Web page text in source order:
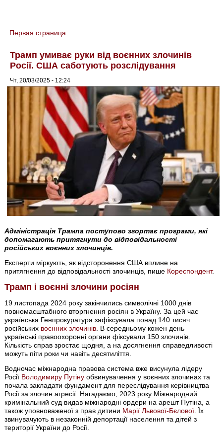
You are here
Первая страница
Трамп умиває руки від воєнних злочинів
Росії. США саботують розслідування
Чт, 20/03/2025 - 12:24
Адміністрація Трампа поступово згортає програми, які
допомагають притягнути до відповідальності
російських воєнних злочинців.
Експерти міркують, як відсторонення США вплине на
притягнення до відповідальності злочинців, пише Кореспондент.
Трамп і воєнні злочини росіян
19 листопада 2024 року закінчились символічні 1000 днів
повномасштабного вторгнення росіян в Україну. За цей час
українська Генпрокуратура зафіксувала понад 140 тисяч
російських воєнних злочинів . В середньому кожен день
українські правоохоронні органи фіксували 150 злочинів.
Кількість справ зростає щодня, а на досягнення справедливості
можуть піти роки чи навіть десятиліття.
Водночас міжнародна правова система вже висунула лідеру
Росії Володимиру Путіну обвинувачення у воєнних злочинах та
почала закладати фундамент для переслідування керівництва
Росії за злочин агресії. Нагадаємо, 2023 року Міжнародний
кримінальний суд видав міжнародні ордери на арешт Путіна, а
також уповноваженої з прав дитини Марії Львової-Бєлової . Їх
звинувачують в незаконній депортації населення та дітей з
території України до Росії.